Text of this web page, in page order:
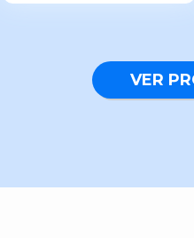
VER